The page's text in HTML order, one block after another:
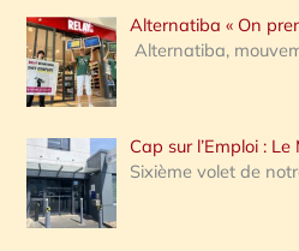
Alternatiba « On
Alternatiba,
Cap sur l’Emploi :
Sixième volet de